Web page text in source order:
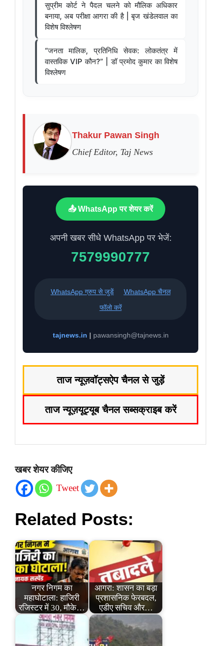
सुप्रीम कोर्ट ने पैदल चलने को मौलिक अधिकार
बनाया, अब परीक्षा आगरा की है | बृज खंडेलवाल का
विशेष विश्लेषण
“जनता मालिक, प्रतिनिधि सेवक: लोकतंत्र में
वास्तविक VIP कौन?” | डॉ प्रमोद कुमार का विशेष
विश्लेषण
Thakur Pawan Singh
Chief Editor, Taj News
📤 WhatsApp पर शेयर करें
अपनी खबर सीधे WhatsApp पर भेजें:
7579990777
WhatsApp ग्रुप से जुड़ें
WhatsApp चैनल
फॉलो करें
tajnews.in | pawansingh@tajnews.in
ताज न्यूज़वॉट्सऐप चैनल से जुड़ें
ताज न्यूज़यूट्यूब चैनल सब्सक्राइब करें
खबर शेयर कीजिए
Tweet
Related Posts:
नगर निगम का
महाघोटाला: हाजिरी
रजिस्टर में 30, मौके…
आगरा: शासन का बड़ा
प्रशासनिक फेरबदल,
एडीए सचिव और…